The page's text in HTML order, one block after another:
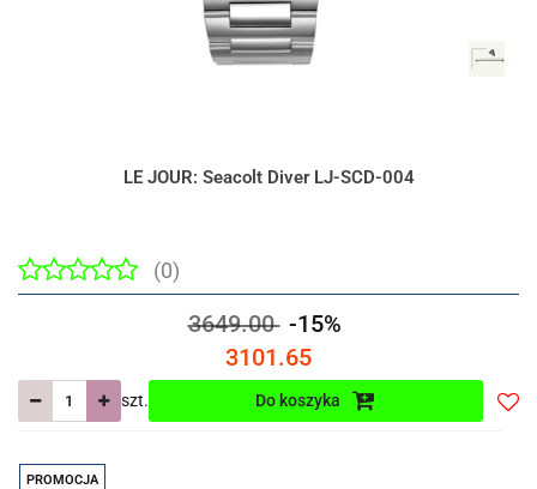
LE JOUR: Seacolt Diver LJ-SCD-004
(0)
3649.00 -15%
3101.65
szt. Do koszyka
PROMOCJA